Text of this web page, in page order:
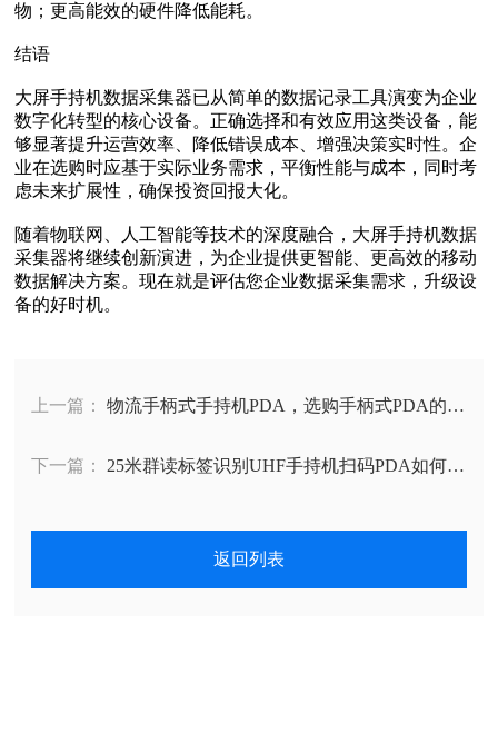
物；更高能效的硬件降低能耗。
结语
大屏手持机数据采集器已从简单的数据记录工具演变为企业
数字化转型的核心设备。正确选择和有效应用这类设备，能
够显著提升运营效率、降低错误成本、增强决策实时性。企
业在选购时应基于实际业务需求，平衡性能与成本，同时考
虑未来扩展性，确保投资回报大化。
随着物联网、人工智能等技术的深度融合，大屏手持机数据
采集器将继续创新演进，为企业提供更智能、更高效的移动
数据解决方案。现在就是评估您企业数据采集需求，升级设
备的好时机。
上一篇：物流手柄式手持机PDA，选购手柄式PDA的6
下一篇： 25米群读标签识别UHF手持机扫码PDA如何让
返回列表